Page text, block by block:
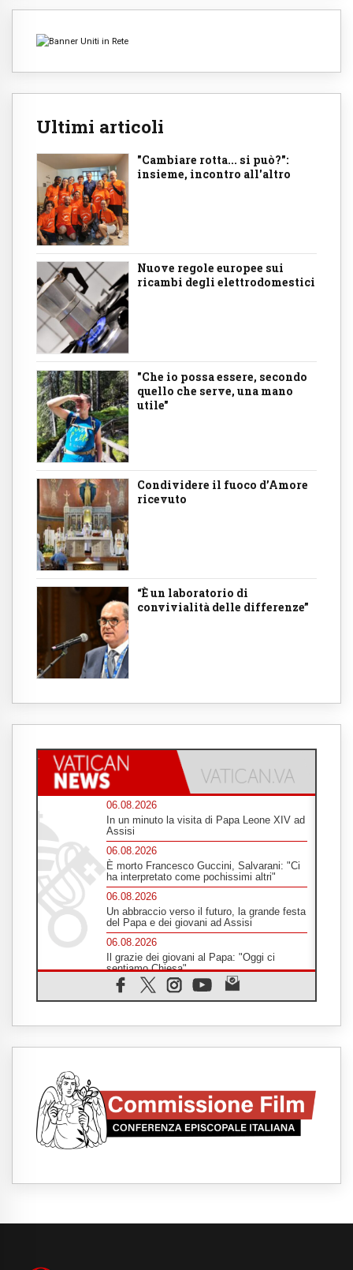
Ultimi articoli
"Cambiare rotta... si può?":
insieme, incontro all'altro
Nuove regole europee sui
ricambi degli elettrodomestici
"Che io possa essere, secondo
quello che serve, una mano
utile"
Condividere il fuoco d’Amore
ricevuto
“È un laboratorio di
convivialità delle differenze”
06.08.2026
In un minuto la visita di Papa Leone XIV ad
Assisi
06.08.2026
È morto Francesco Guccini, Salvarani: "Ci
ha interpretato come pochissimi altri"
06.08.2026
Un abbraccio verso il futuro, la grande festa
del Papa e dei giovani ad Assisi
06.08.2026
Il grazie dei giovani al Papa: "Oggi ci
sentiamo Chiesa"
06.08.2026
Leone XIV: la rivoluzione del Vangelo
umani
06.08.2026
06.08.2026
Hiroshima, ad 81 anni dalla bomba resta
alto il richiamo al disarmo mondiale